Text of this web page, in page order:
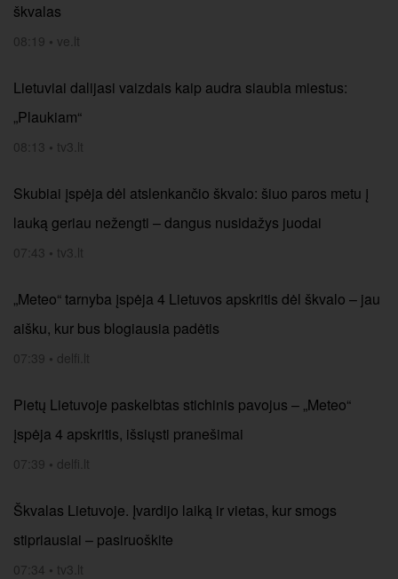
škvalas
08:19 • ve.lt
Lietuviai dalijasi vaizdais kaip audra siaubia miestus:
„Plaukiam“
08:13 • tv3.lt
Skubiai įspėja dėl atslenkančio škvalo: šiuo paros metu į
lauką geriau nežengti – dangus nusidažys juodai
07:43 • tv3.lt
„Meteo“ tarnyba įspėja 4 Lietuvos apskritis dėl škvalo – jau
aišku, kur bus blogiausia padėtis
07:39 • delfi.lt
Pietų Lietuvoje paskelbtas stichinis pavojus – „Meteo“
įspėja 4 apskritis, išsiųsti pranešimai
07:39 • delfi.lt
Škvalas Lietuvoje. Įvardijo laiką ir vietas, kur smogs
stipriausiai – pasiruoškite
07:34 • tv3.lt